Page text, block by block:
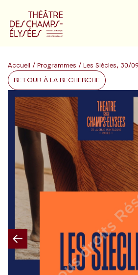
Du
Au
Accueil / Programmes / Les Siècles, 30/
RETOUR À LA RECHERCHE
Previous